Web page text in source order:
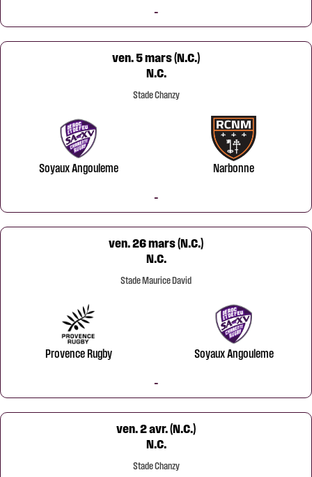
-
ven. 5 mars (N.C.)
N.C.
Stade Chanzy
Soyaux Angouleme Narbonne
-
ven. 26 mars (N.C.)
N.C.
Stade Maurice David
Provence Rugby Soyaux Angouleme
-
ven. 2 avr. (N.C.)
N.C.
Stade Chanzy